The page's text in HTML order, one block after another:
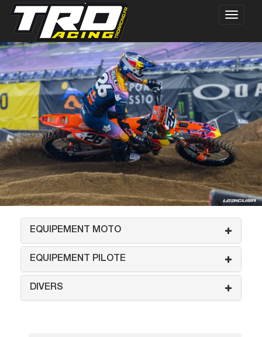
EQUIPEMENT MOTO
EQUIPEMENT PILOTE
DIVERS